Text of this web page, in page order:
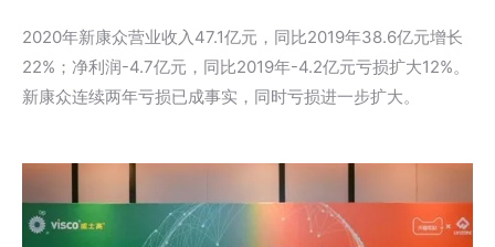
2020年新康众营业收入47.1亿元，同比2019年38.6亿元增长
22%；净利润-4.7亿元，同比2019年-4.2亿元亏损扩大12%。
新康众连续两年亏损已成事实，同时亏损进一步扩大。